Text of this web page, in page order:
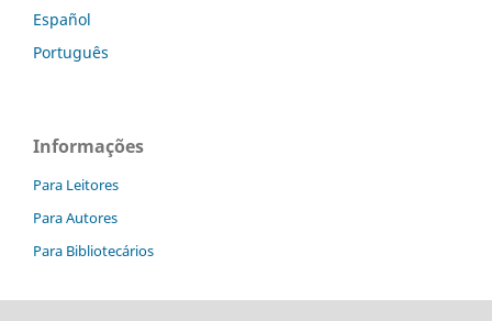
Español
Português
Informações
Para Leitores
Para Autores
Para Bibliotecários